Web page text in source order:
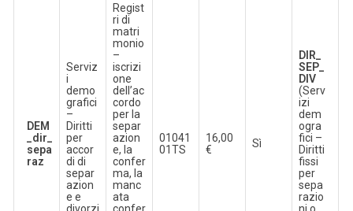
DEM
_dir_
sepa
raz
Serviz
i
demo
grafici
–
Diritti
per
accor
di di
separ
azion
e e
Regist
ri di
matri
monio
–
iscrizi
one
dell’ac
cordo
per la
separ
azion
e, la
confer
ma, la
manc
ata
01041
01TS
16,00
€
Sì
DIR_
SEP_
DIV
(Serv
izi
dem
ogra
fici –
Diritti
fissi
per
sepa
razio